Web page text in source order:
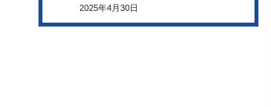
2025年4月30日